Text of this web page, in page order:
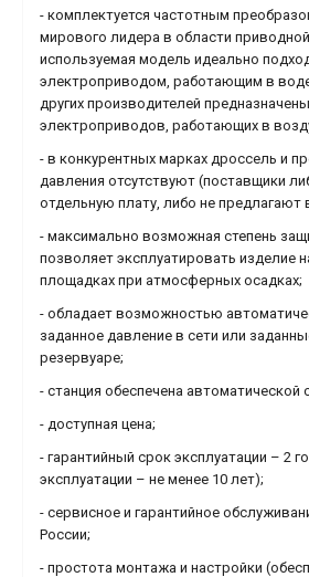
- комплектуется частотным
мирового лидера в области приводной
используемая модель идеально
электроприводом, работающим в
других производителей
электроприводов, работающих в
- в конкурентных марках дроссель и
давления отсутствуют (поставщики
отдельную плату, либо не предлагают
- максимально возможная степень
позволяет эксплуатировать изделие
площадках при атмосферных осадках;
- обладает возможностью
заданное давление в сети или
резервуаре;
- станция обеспечена автоматической
- доступная цена;
- гарантийный срок эксплуатации – 2
эксплуатации – не менее 10 лет);
- сервисное и гарантийное
России;
- простота монтажа и настройки